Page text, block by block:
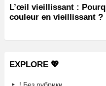
L’œil vieillissant :
couleur en vieillissant ?
EXPLORE 💖